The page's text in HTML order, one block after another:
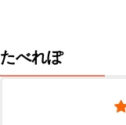
たべれぽ